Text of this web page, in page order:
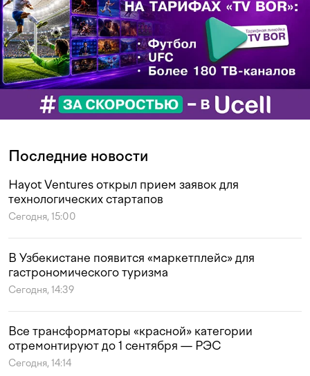
Последние новости
Hayot Ventures открыл прием заявок для
технологических стартапов
Сегодня, 15:00
В Узбекистане появится «маркетплейс» для
гастрономического туризма
Сегодня, 14:39
Все трансформаторы «красной» категории
отремонтируют до 1 сентября — РЭС
Сегодня, 14:14